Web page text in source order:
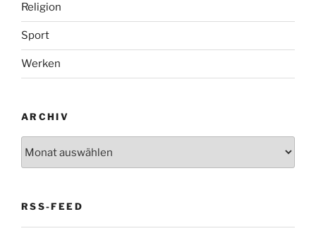
Religion
Sport
Werken
ARCHIV
RSS-FEED